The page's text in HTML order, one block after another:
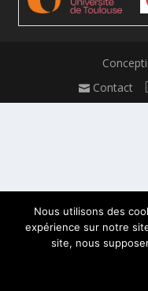
Contact
Nous utilisons des
expérience sur notre
site, nous